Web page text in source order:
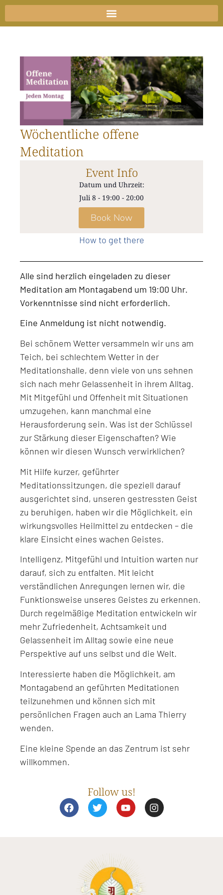
Zum
Inhalt
Wöchentliche offene
Meditation
Event Info
Datum und Uhrzeit:
Juli 8 - 19:00 - 20:00
Book Now
How to get there
Alle sind herzlich eingeladen zu dieser
Meditation am Montagabend um 19:00 Uhr.
Vorkenntnisse sind nicht erforderlich.
Eine Anmeldung ist nicht notwendig.
Bei schönem Wetter versammeln wir uns am
Teich, bei schlechtem Wetter in der
Meditationshalle, denn viele von uns sehnen
sich nach mehr Gelassenheit in ihrem Alltag.
Mit Mitgefühl und Offenheit mit Situationen
umzugehen, kann manchmal eine
Herausforderung sein. Was ist der Schlüssel
zur Stärkung dieser Eigenschaften? Wie
können wir diesen Wunsch verwirklichen?
Mit Hilfe kurzer, geführter
Meditationssitzungen, die speziell darauf
ausgerichtet sind, unseren gestressten Geist
zu beruhigen, haben wir die Möglichkeit, ein
wirkungsvolles Heilmittel zu entdecken – die
klare Einsicht eines wachen Geistes.
Intelligenz, Mitgefühl und Intuition warten nur
darauf, sich zu entfalten. Mit leicht
verständlichen Anregungen lernen wir, die
Funktionsweise unseres Geistes zu erkennen.
Durch regelmäßige Meditation entwickeln wir
mehr Zufriedenheit, Achtsamkeit und
Gelassenheit im Alltag sowie eine neue
Perspektive auf uns selbst und die Welt.
Interessierte haben die Möglichkeit, am
Montagabend an geführten Meditationen
teilzunehmen und können sich mit
persönlichen Fragen auch an Lama Thierry
wenden.
Eine kleine Spende an das Zentrum ist sehr
willkommen.
Follow us!
F
a
T
w
r
Y
o
e
I
n